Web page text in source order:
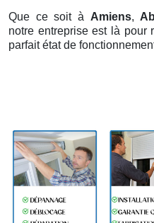
Que ce soit à Amiens,
notre entreprise est là pour
parfait état de